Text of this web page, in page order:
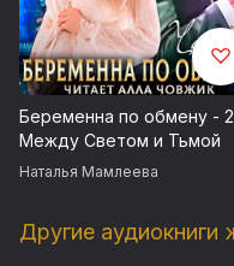
Беременна по обмену -
Между Светом и Тьмой
Наталья Мамлеева
Другие аудиокниги